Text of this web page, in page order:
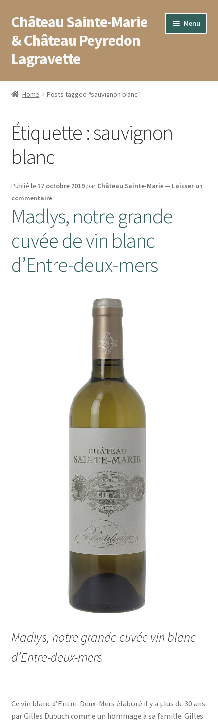
Aller
à
la
navigation
Aller
au
contenu
Château Sainte-Marie
& Château Peyredon
Lagravette
Menu
Accueil
Boutique
Conditions générales de vente
Contact
Mentions légales
Mon compte
Panier
Validation de la commande
Home Posts tagged “sauvignon blanc”
Étiquette :sauvignon
blanc
Publié le 17 octobre 2019par Château Sainte-Marie— Laisser un
commentaire
Madlys, notre grande
cuvée de vin blanc
d’Entre-deux-mers
Madlys, notre grande cuvée vin blanc
d’Entre-deux-mers
Ce vin blanc d’Entre-Deux-Mers élaboré il y a plus de 30 ans
par Gilles Dupuch comme un hommage à sa famille. Gilles